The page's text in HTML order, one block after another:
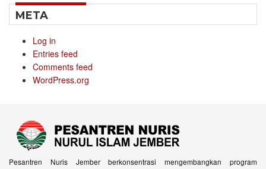
META
Log in
Entries feed
Comments feed
WordPress.org
Pesantren Nuris Jember berkonsentrasi mengembangkan program